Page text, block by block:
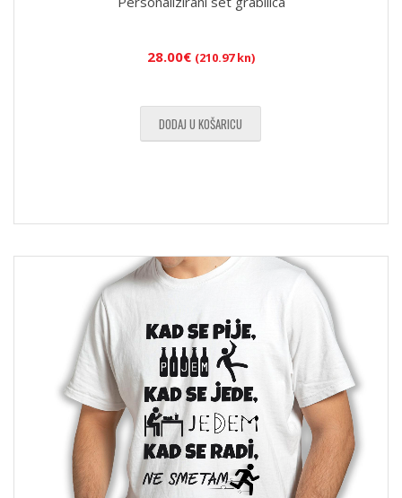
28.00€ (210.97 kn)
DODAJ U KOŠARICU